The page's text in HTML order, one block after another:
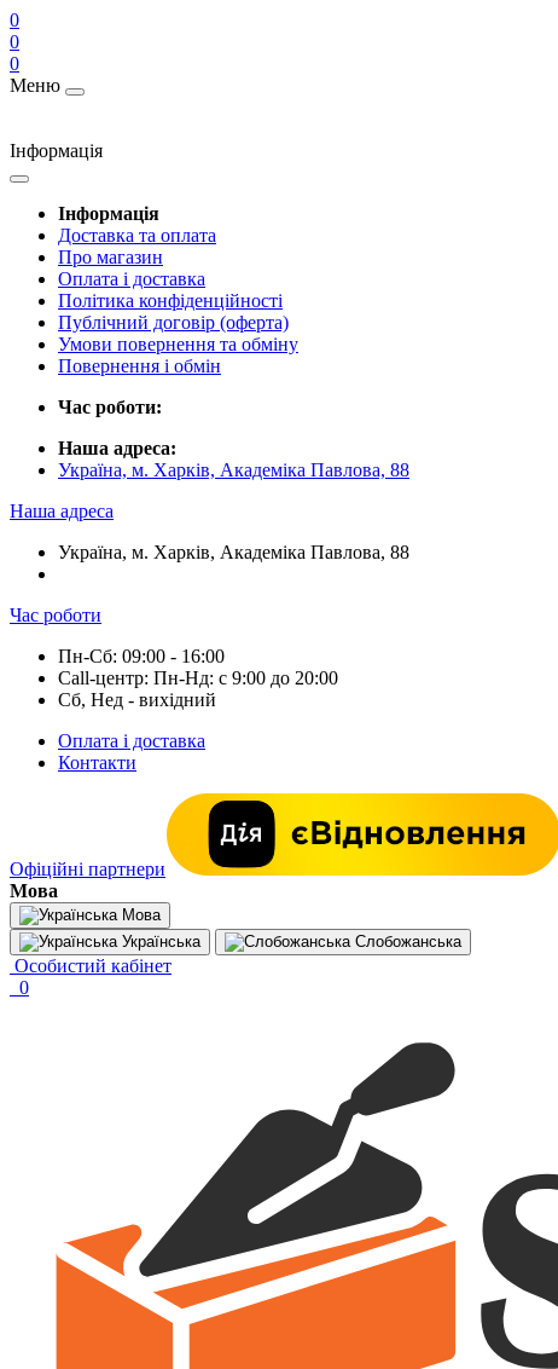
0
0
0
Меню
Інформація
Інформація
Доставка та оплата
Про магазин
Оплата і доставка
Політика конфіденційності
Публічний договір (оферта)
Умови повернення та обміну
Повернення і обмін
Час роботи:
Наша адреса:
Україна, м. Харків, Академіка Павлова, 88
Наша адреса
Україна, м. Харків, Академіка Павлова, 88
Час роботи
Пн-Сб: 09:00 - 16:00
Call-центр: Пн-Нд: с 9:00 до 20:00
Сб, Нед - вихідний
Оплата і доставка
Контакти
Офіційні партнери
Мова
Мова
Українська
Слобожанська
Особистий кабінет
0